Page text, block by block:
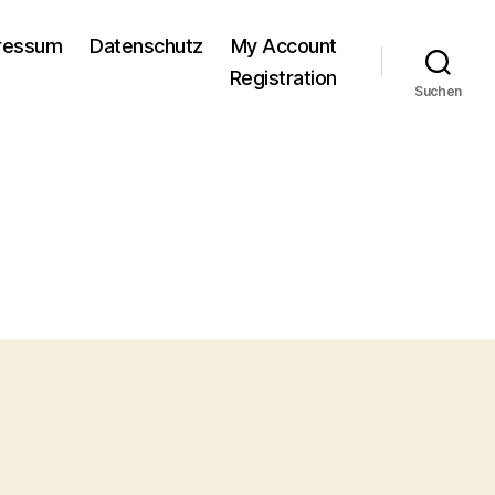
Datenschutz
My Account
Registration
Suchen